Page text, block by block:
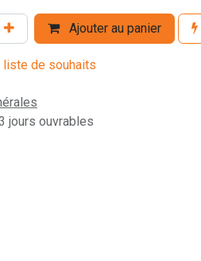
Ajouter au panier
liste de souhaits
jours ouvrables